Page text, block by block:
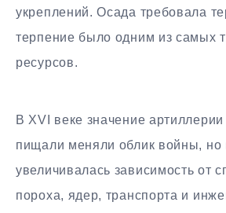
укреплений. Осада требовала
терпение было одним из самых
ресурсов.
В XVI веке значение
пищали меняли облик войны, но
увеличивалась зависимость от
пороха, ядер, транспорта и